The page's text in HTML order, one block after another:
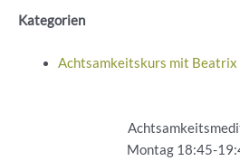
Kategorien
Achtsamkeitskurs mit Beatrix
Montag 18:45-